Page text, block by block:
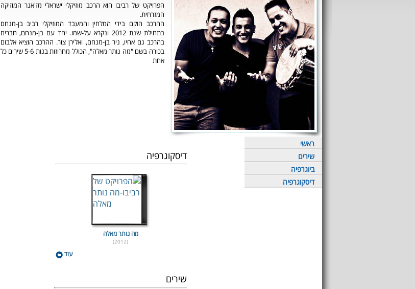
הפרויקט של רביבו הוא הרכב מוזיקלי ישראלי מז'אנר המוזיקה
המזרחית.
ההרכב הוקם בידי המלחין והמעבד המוזיקלי רביב בן-מנחם
בתחילת שנת 2012 ונקרא על-שמו. יחד עם בן-מנחם, חברים
בהרכב גם אחיו, ניר בן-מנחם, ואלירן צור. ההרכב הוציא אלבום
בכורה בשם "מה נותר מאלה", הכולל מחרוזות בנות 5-6 שירים כל
אחת
ראשי
שירים
ביוגרפיה
דיסקוגרפיה
דיסקוגרפיה
מה נותר מאלה
(2012)
עוד
שירים